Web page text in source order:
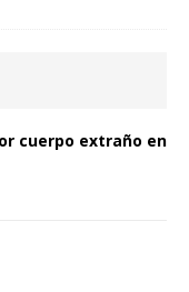
cuerpo extraño en